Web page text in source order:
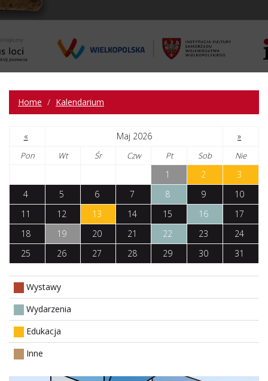
Home Kalendarium
« Maj 2026 »
Pon Wt Śr Czw Pt Sob Nie
1 2
3
4
5 6 7 8 9
10
11
12 13 14 15 16
17
18
19 20 21 22 23
24
25
26 27 28 29 30 31
Wystawy
Wydarzenia
Edukacja
Inne